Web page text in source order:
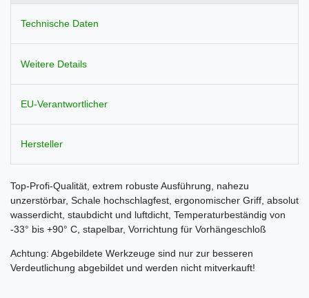
Technische Daten
Weitere Details
EU-Verantwortlicher
Hersteller
Top-Profi-Qualität, extrem robuste Ausführung, nahezu
unzerstörbar, Schale hochschlagfest, ergonomischer Griff, absolut
wasserdicht, staubdicht und luftdicht, Temperaturbeständig von
-33° bis +90° C, stapelbar, Vorrichtung für Vorhängeschloß
Achtung: Abgebildete Werkzeuge sind nur zur besseren
Verdeutlichung abgebildet und werden nicht mitverkauft!